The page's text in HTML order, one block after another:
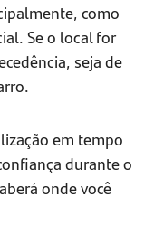
como
Se o local for
seja de
em tempo
durante o
onde você